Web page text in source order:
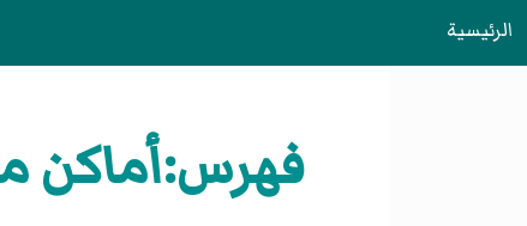
الرئيسية
فهرس:أماكن